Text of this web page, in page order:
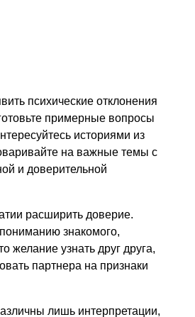
психические отклонения
примерные вопросы
историями из
на важные темы с
и доверительной
расширить доверие.
знакомого,
узнать друг друга,
партнера на признаки
лишь интерпретации,